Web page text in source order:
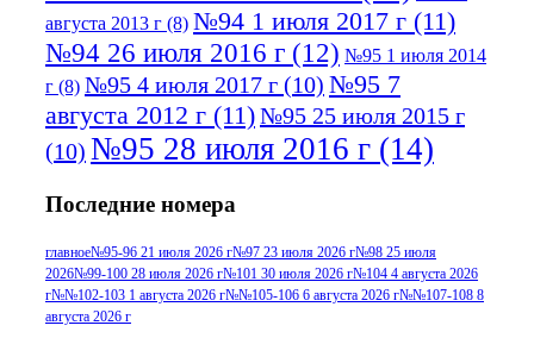
августа 2013 г (8) №94 1 июля 2017 г (11)
№94 26 июля 2016 г (12) №95 1 июля 2014
г (8) №95 4 июля 2017 г (10) №95 7
августа 2012 г (11)№95 25 июля 2015 г
(10) №95 28 июля 2016 г (14)
июля 2017 г(11)№96 9 августа 2012
г(13) №96 28 июля 2015 г(9) №96+97 3
июля 2014 г(10)№96+97 30 июля
2016 г(13)
Последние номера
главное№95-96 21 июля 2026 г№97 23 июля 2026 г№98 25 июля
2026№99-100 28 июля 2026 г№101 30 июля 2026 г№104 4 августа 2026
г№№102-103 1 августа 2026 г№№105-106 6 августа 2026 г№№107-108 8
августа 2026 г